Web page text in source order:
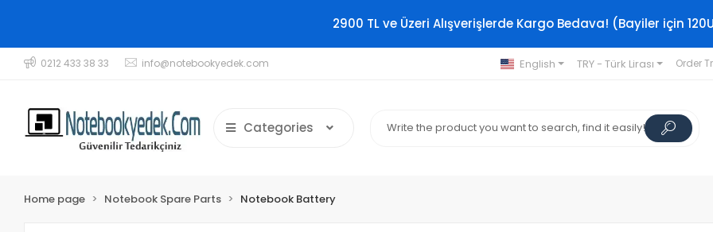
2900 TL ve Üzeri Alışverişlerde Kargo Bedava! (Bayiler için
0212 433 38 33 info@notebookyedek.com English TRY - Türk Lirası Order
Categories
Home page Notebook Spare Parts Notebook Battery